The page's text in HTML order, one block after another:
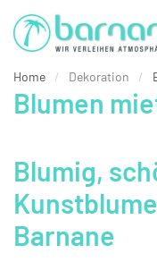
Zum Hauptinhalt
Home Dekoration
Blumen
Blumig,
Barnane